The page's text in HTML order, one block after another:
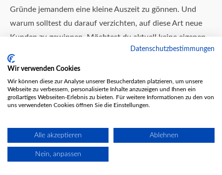
Gründe jemandem eine kleine Auszeit zu gönnen. Und
warum solltest du darauf verzichten, auf diese Art neue
Kunden zu gewinnen. Möchtest du aktuell keine eigenen
, dann sind vielleicht
unsere Wellness-Gutscheine eine interessante Alternative
für dich. Denn die können bei all unseren Wellness-
Partnern eingelöst werden.
Fragen & Antworten zum
Rückenmassage-Gutschein
Datenschutzbestimmungen
Wir verwenden Cookies
Wir können diese zur Analyse unserer Besucherdaten platzieren, um unsere
Webseite zu verbessern, personalisierte Inhalte anzuzeigen und Ihnen ein
großartiges Webseiten-Erlebnis zu bieten. Für weitere Informationen zu den von
uns verwendeten Cookies öffnen Sie die Einstellungen.
Alle akzeptieren Ablehnen
Nein, anpassen